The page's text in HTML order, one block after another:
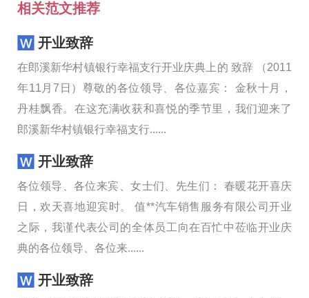
相关范文推荐
开业致辞
在郎溪新华村镇银行幸福支行开业庆典上的 致辞 （2011
年11月7日）尊敬的各位领导、各位嘉宾： 金秋十月，
丹桂飘香。在这充满收获和喜悦的季节里，我们迎来了
郎溪新华村镇银行幸福支行......
开业致辞
各位领导、各位来宾、女士们、先生们： 春暖花开喜庆
日，欢天喜地迎宾时。 值**汽车销售服务有限公司开业
之际，我谨代表公司的全体员工向在百忙中莅临开业庆
典的各位领导、各位来......
开业致辞